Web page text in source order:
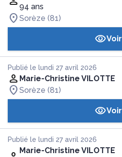
94 ans
Sorèze (81)
Voir
Publié le lundi 27 avril 2026
Marie-Christine VILOTTE
Sorèze (81)
Voir
Publié le lundi 27 avril 2026
Marie-Christine VILOTTE